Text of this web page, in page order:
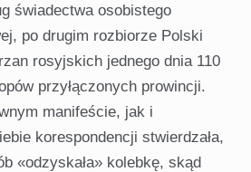
świadectwa osobistego
po drugim rozbiorze Polski
rosyjskich jednego dnia 110
przyłączonych prowincji.
manifeście, jak i
korespondencji stwierdzała,
«odzyskała» kolebkę, skąd